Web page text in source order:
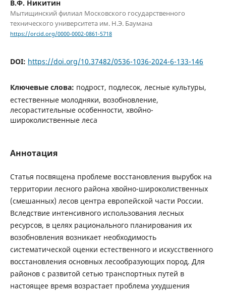
В.Ф. Никитин
Мытищинский филиал Московского государственного
технического университета им. Н.Э. Баумана
https://orcid.org/0000-0002-0861-5718
DOI: https://doi.org/10.37482/0536-1036-2024-6-133-146
Ключевые слова: подрост, подлесок, лесные культуры,
естественные молодняки, возобновление,
лесорастительные особенности, хвойно-
широколиственные леса
Аннотация
Статья посвящена проблеме восстановления вырубок на
территории лесного района хвойно-широколиственных
(смешанных) лесов центра европейской части России.
Вследствие интенсивного использования лесных
ресурсов, в целях рационального планирования их
возобновления возникает необходимость
систематической оценки естественного и искусственного
восстановления основных лесообразующих пород. Для
районов с развитой сетью транспортных путей в
настоящее время возрастает проблема ухудшения